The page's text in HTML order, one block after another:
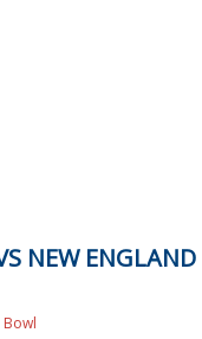
NEW ENGLAND
Bowl